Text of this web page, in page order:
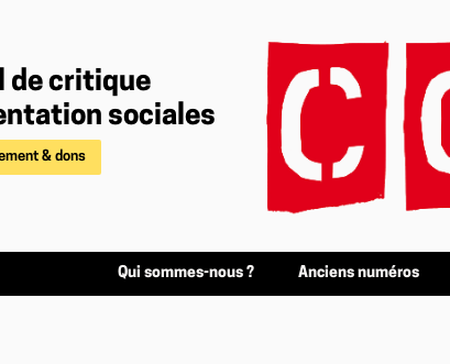
de critique
sociales
& dons
Qui sommes-nous ? Anciens numéros